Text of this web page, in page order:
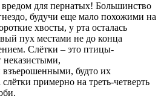
для пернатых! Большинство
будучи еще мало похожими на
хвосты, у рта осталась
пух местами не до конца
Слётки – это птицы-
неказистыми,
будто их
примерно на треть-четверть